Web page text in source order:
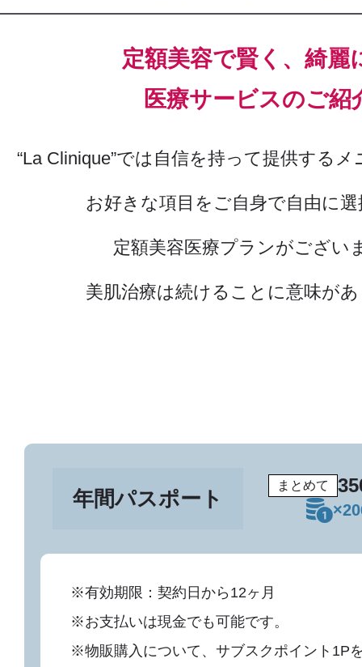
定額美容で賢く、綺麗
医療サービスのご紹
“La Clinique”では自信を持って提供する
お好きな項目をご自身で自由に
定額美容医療プランがござい
美肌治療は続けることに意味が
年間パスポート
まとめて
※有効期限：契約日から12ヶ月
※お支払いは現金でも可能です。
※物販購入について、サブスクポイント1P